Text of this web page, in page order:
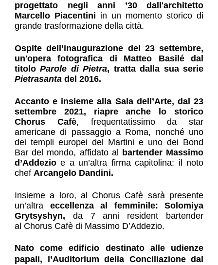
progettato negli anni ’30 dall'architetto
Marcello Piacentini in un momento storico di
grande trasformazione della città.
Ospite dell’inaugurazione del 23 settembre,
un'opera fotografica di Matteo Basilé dal
titolo Parole di Pietra
Pietrasanta del 2016.
Accanto e insieme alla Sala dell’Arte, dal 23
settembre 2021, riapre anche lo storico
Chorus Cafè, frequentatissimo da star
americane di passaggio a Roma, nonché uno
dei templi europei del Martini e uno dei Bond
Bar del mondo, affidato al
bartender Massimo
d’Addezio e a un’altra firma capitolina: il noto
chef Arcangelo Dandini.
Insieme a loro, al Chorus Cafè sarà presente
un’altra eccellenza al femminile: Solomiya
Grytsyshyn, da 7 anni resident bartender
al Chorus Cafè di Massimo D’Addezio.
Nato come edificio destinato alle udienze
papali, l’Auditorium della Conciliazione dal